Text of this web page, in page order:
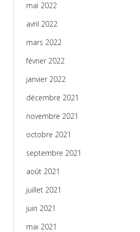
mai 2022
avril 2022
mars 2022
février 2022
janvier 2022
décembre 2021
novembre 2021
octobre 2021
septembre 2021
août 2021
juillet 2021
juin 2021
mai 2021